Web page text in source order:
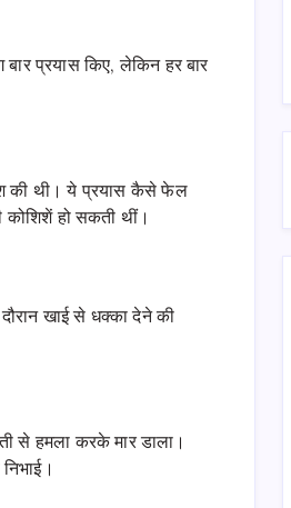
प्रयास किए, लेकिन हर बार
की थी। ये प्रयास कैसे फेल
हो सकती थीं।
खाई से धक्का देने की
से हमला करके मार डाला।